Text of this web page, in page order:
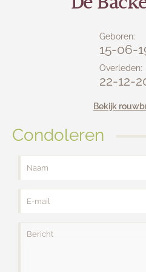
Geboren:
15-06-
Overleden:
22-12-
Bekijk
Condoleren